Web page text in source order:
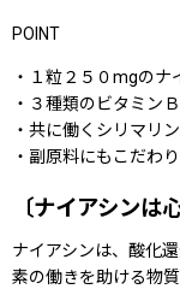
POINT
・１粒２５０mgのナ
・３種類のビタミン
・共に働くシリマリ
・副原料にもこだわ
〔ナイアシンは
ナイアシンは、酸化
素の働きを助ける物